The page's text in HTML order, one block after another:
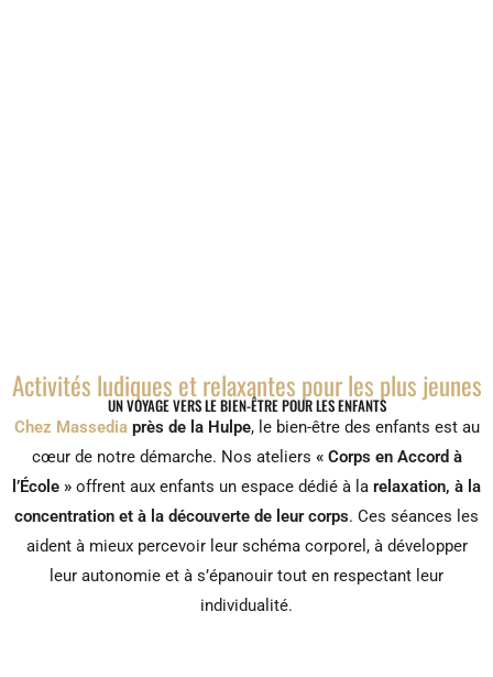
Activités ludiques et relaxantes pour les plus jeunes
UN VOYAGE VERS LE BIEN-ÊTRE POUR LES ENFANTS
Chez Massedia près de la Hulpe, le bien-être des enfants est au
cœur de notre démarche. Nos ateliers « Corps en Accord à
l’École » offrent aux enfants un espace dédié à la relaxation, à la
concentration et à la découverte de leur corps. Ces séances les
aident à mieux percevoir leur schéma corporel, à développer
leur autonomie et à s’épanouir tout en respectant leur
individualité.